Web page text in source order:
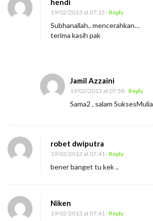
hendi
19/02/2013 at 07:15 - Reply
Subhanallah.. mencerahkan…
terima kasih pak
Jamil Azzaini
19/02/2013 at 07:58- Reply
Sama2 , salam SuksesMulia
robet dwiputra
19/02/2013 at 07:41 - Reply
bener banget tu kek ..
Niken
19/02/2013 at 07:41 - Reply